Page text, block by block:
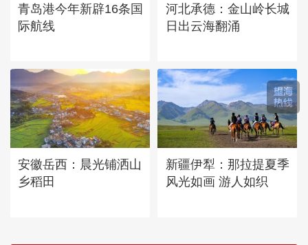
青岛港今年新辟16条国
际航线
河北承德：金山岭长城
日出云海翻涌
安徽岳西：晨光铺洒山
乡稻田
新疆伊犁：那拉提夏季
风光如画 游人如织